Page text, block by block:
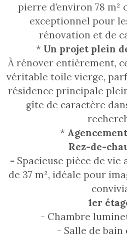
pierre d’environ 78
exceptionnel pour
rénovation et de
* Un projet plein
À rénover entièrement,
véritable toile vierge,
résidence principale
gîte de caractère
*
Rez-de-
- Spacieuse pièce de
de 37 m², idéale pour
1er
- Chambre
- Salle de bain